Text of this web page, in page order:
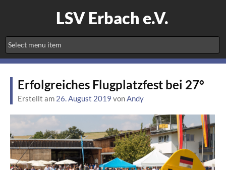
LSV Erbach e.V.
Erfolgreiches Flugplatzfest bei 27°
Erstellt am 26. August 2019 vonAndy